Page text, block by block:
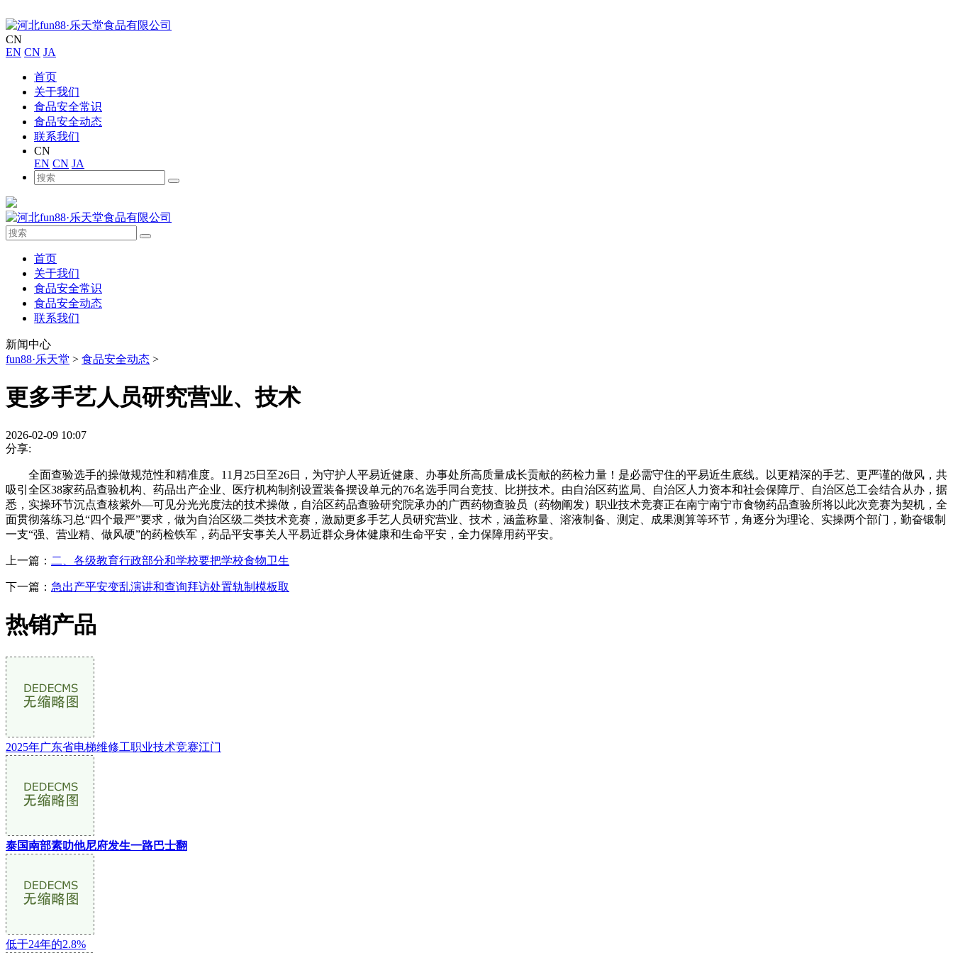
CN
EN CN JA
首页
关于我们
食品安全常识
食品安全动态
联系我们
CN
EN CN JA
首页
关于我们
食品安全常识
食品安全动态
联系我们
新闻中心
fun88·乐天堂 > 食品安全动态 >
更多手艺人员研究营业、技术
2026-02-09 10:07
分享:
全面查验选手的操做规范性和精准度。11月25日至26日，为守护人平易近健康、办事处所高质量成长贡献的药检力量！是必需守住的平易近生底线。以更精深的手艺、更严谨的做风，共
吸引全区38家药品查验机构、药品出产企业、医疗机构制剂设置装备摆设单元的76名选手同台竞技、比拼技术。由自治区药监局、自治区人力资本和社会保障厅、自治区总工会结合从办，据
悉，实操环节沉点查核紫外—可见分光光度法的技术操做，自治区药品查验研究院承办的广西药物查验员（药物阐发）职业技术竞赛正在南宁南宁市食物药品查验所将以此次竞赛为契机，全
面贯彻落练习总“四个最严”要求，做为自治区级二类技术竞赛，激励更多手艺人员研究营业、技术，涵盖称量、溶液制备、测定、成果测算等环节，角逐分为理论、实操两个部门，勤奋锻制
一支“强、营业精、做风硬”的药检铁军，药品平安事关人平易近群众身体健康和生命平安，全力保障用药平安。
上一篇： 二、各级教育行政部分和学校要把学校食物卫生
下一篇： 急出产平安变乱演讲和查询拜访处置轨制模板取
热销产品
2025年广东省电梯维修工职业技术竞赛江门
泰国南部素叻他尼府发生一路巴士翻
低于24年的2.8%